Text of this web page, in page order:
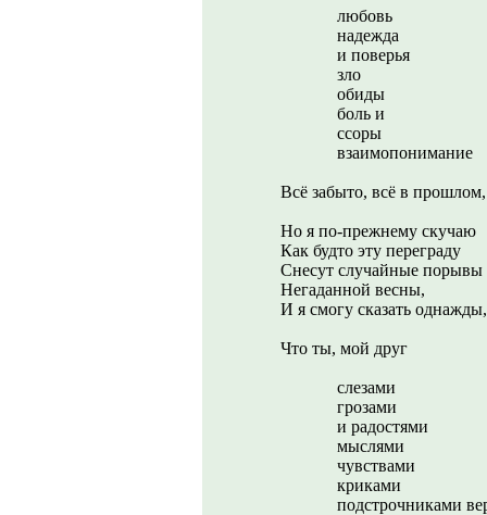
любовь
надежда
и поверья
зло
обиды
боль и
ссоры
взаимопонимание
Всё забыто, всё в
Но я по-прежнему скучаю
Как будто эту переграду
Снесут случайные порывы
Негаданной весны,
И я смогу сказать однажды,
Что ты, мой друг
слезами
грозами
и радостями
мыслями
чувствами
криками
подстрочниками